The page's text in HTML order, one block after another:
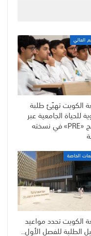
العالي
الكويت تهيّئ طلبة
للحياة الجامعية عبر
برنامج «PRE» في نسخته
الخاصة
الكويت تحدد مواعيد
الطلبة للفصل الأول..